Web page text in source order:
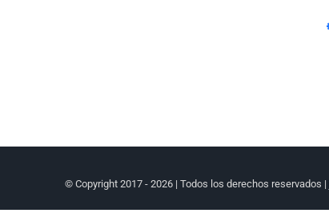
© Copyright 2017 -2026 | Todos los derechos reservados |